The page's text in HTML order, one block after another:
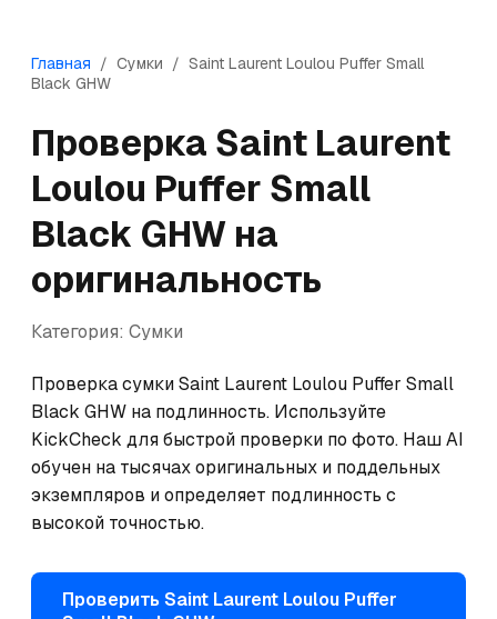
Главная / Сумки / Saint Laurent Loulou Puffer Small
Black GHW
Проверка Saint Laurent
Loulou Puffer Small
Black GHW на
оригинальность
Категория: Сумки
Проверка сумки Saint Laurent Loulou Puffer Small
Black GHW на подлинность. Используйте
KickCheck для быстрой проверки по фото. Наш AI
обучен на тысячах оригинальных и поддельных
экземпляров и определяет подлинность с
высокой точностью.
Проверить Saint Laurent Loulou Puffer